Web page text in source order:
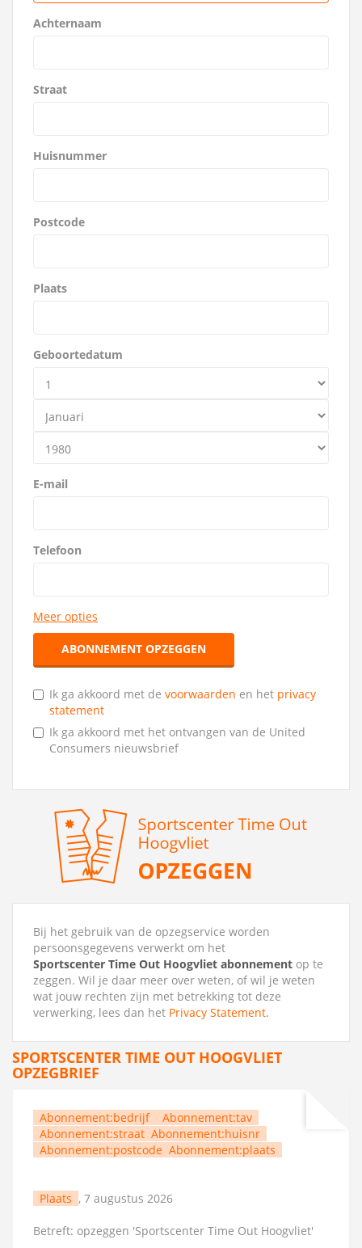
Achternaam
Straat
Huisnummer
Postcode
Plaats
Geboortedatum
E-mail
Telefoon
Meer opties
ABONNEMENT OPZEGGEN
Ik ga akkoord met de voorwaarden en het privacy
statement
Ik ga akkoord met het ontvangen van de United
Consumers nieuwsbrief
Bij het gebruik van de opzegservice worden
persoonsgegevens verwerkt om het
Sportscenter Time Out Hoogvliet abonnement op te
zeggen. Wil je daar meer over weten, of wil je weten
wat jouw rechten zijn met betrekking tot deze
verwerking, lees dan het Privacy Statement.
SPORTSCENTER TIME OUT HOOGVLIET
OPZEGBRIEF
Abonnement:bedrijf
Abonnement:tav
Abonnement:straat Abonnement:huisnr
Abonnement:postcode Abonnement:plaats
Plaats , 7 augustus 2026
Betreft: opzeggen 'Sportscenter Time Out Hoogvliet'